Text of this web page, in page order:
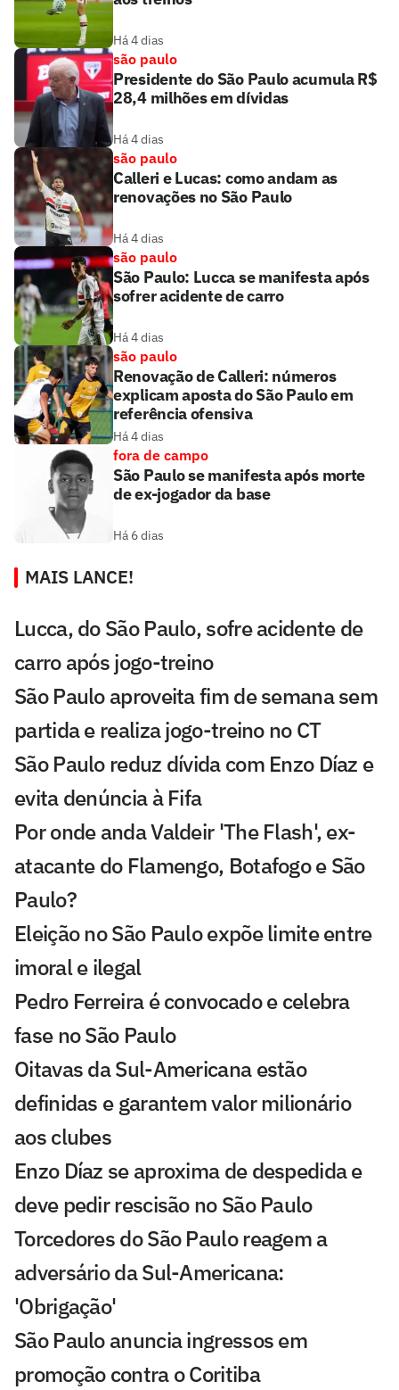
Há 4 dias
são paulo
Presidente do São Paulo acumula R$
28,4 milhões em dívidas
Há 4 dias
são paulo
Calleri e Lucas: como andam as
renovações no São Paulo
Há 4 dias
são paulo
São Paulo: Lucca se manifesta após
sofrer acidente de carro
Há 4 dias
são paulo
Renovação de Calleri: números
explicam aposta do São Paulo em
referência ofensiva
Há 4 dias
fora de campo
São Paulo se manifesta após morte
de ex-jogador da base
Há 6 dias
MAIS LANCE!
Lucca, do São Paulo, sofre acidente de
carro após jogo-treino
São Paulo aproveita fim de semana sem
partida e realiza jogo-treino no CT
São Paulo reduz dívida com Enzo Díaz e
evita denúncia à Fifa
Por onde anda Valdeir 'The Flash', ex-
atacante do Flamengo, Botafogo e São
Paulo?
Eleição no São Paulo expõe limite entre
imoral e ilegal
Pedro Ferreira é convocado e celebra
fase no São Paulo
Oitavas da Sul-Americana estão
definidas e garantem valor milionário
aos clubes
Enzo Díaz se aproxima de despedida e
deve pedir rescisão no São Paulo
Torcedores do São Paulo reagem a
adversário da Sul-Americana:
'Obrigação'
São Paulo anuncia ingressos em
promoção contra o Coritiba